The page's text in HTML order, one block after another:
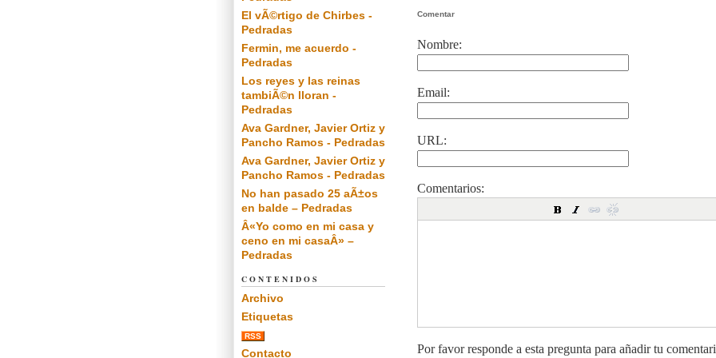
Comentar
Nombre:
Email:
URL:
Comentarios:
Por favor responde a esta pregunta para añadir tu
El vÃ©rtigo de Chirbes -
Pedradas
Fermin, me acuerdo -
Pedradas
Los reyes y las reinas
tambiÃ©n lloran -
Pedradas
Ava Gardner, Javier Ortiz y
Pancho Ramos - Pedradas
Ava Gardner, Javier Ortiz y
Pancho Ramos - Pedradas
No han pasado 25 aÃ±os
en balde – Pedradas
Â«Yo como en mi casa y
ceno en mi casaÂ» –
Pedradas
CONTENIDOS
Archivo
Etiquetas
RSS
Contacto